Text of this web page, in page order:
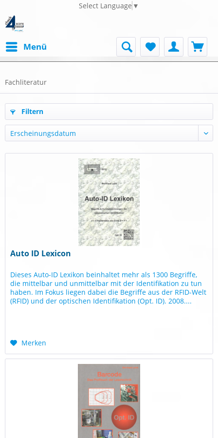
Select Language ▼
Menü
Fachliteratur
Filtern
Auto ID Lexicon
Dieses Auto-ID Lexikon beinhaltet mehr als 1300 Begriffe,
die mittelbar und unmittelbar mit der Identifikation zu tun
haben. Im Fokus liegen dabei die Begriffe aus der RFID-Welt
(RFID) und der optischen Identifikation (Opt. ID). 2008....
Merken